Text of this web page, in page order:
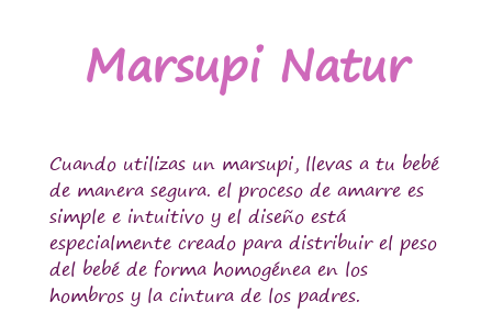
Marsupi Natur
Cuando utilizas un marsupi, llevas a tu bebé
de manera segura. el proceso de amarre es
simple e intuitivo y el diseño está
especialmente creado para distribuir el peso
del bebé de forma homogénea en los
hombros y la cintura de los padres.